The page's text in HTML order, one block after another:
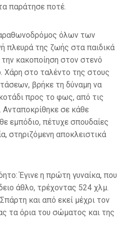
παράτησε ποτέ.
όλων των
πλευρά της ζωής στα παιδικά
κακοποίηση στον στενό
Χάρη στο ταλέντο της στους
βρήκε τη δύναμη να
προς το φως, από τις
Ανταποκρίθηκε σε κάθε
εμπόδιο, πέτυχε σπουδαίες
στηριζόμενη αποκλειστικά
Έγινε η πρώτη γυναίκα, που
άθλο, τρέχοντας 524 χλμ.
και από εκεί μέχρι τον
τα όρια του σώματος και της